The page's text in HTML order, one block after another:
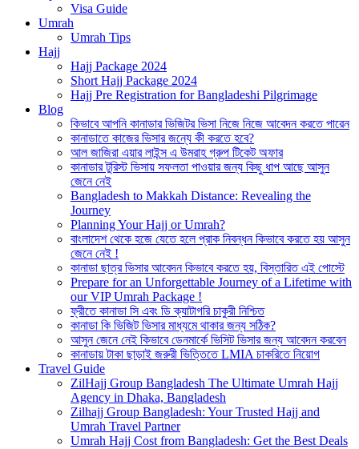
Visa Guide
Umrah
Umrah Tips
Hajj
Hajj Package 2024
Short Hajj Package 2024
Hajj Pre Registration for Bangladeshi Pilgrimage
Blog
কিভাবে আপনি কানাডার ভিজিটর ভিসা নিজে নিজে আবেদন করতে পারেন
কানাডাতে কাজের ভিসার জন্যে কী করতে হবে?
আল জাজিরা এয়ার লাইন্স এ উমরাহ গ্রুপ টিকেট অফার
কানাডার টুরিস্ট ভিসায় সফলতা পাওয়ার জন্য কিছু ধাপ আছে আসুন
জেনে নেই
Bangladesh to Makkah Distance: Revealing the
Journey
Planning Your Hajj or Umrah?
বাংলাদেশ থেকে হজে যেতে হলে প্রাক নিবন্ধন কিভাবে করতে হয় আসুন
জেনে নেই !
কানাডা ছাত্র ভিসার আবেদন কিভাবে করতে হয়, বিস্তারিত এই পোস্টে
Prepare for an Unforgettable Journey of a Lifetime with
our VIP Umrah Package !
ফ্রীতে কানাডা সি এবং ডি ক্যাটাগরি চাকুরী নিশ্চিত
কানাডা কি ভিজিট ভিসার মাধ্যমে থাকার জন্য সঠিক?
আসুন জেনে নেই কিভাবে ডেনমার্কে ভিসিট ভিসার জন্য আবেদন করবেন
কানাডায় টাকা ছাড়াই জরুরী ভিত্তিতে LMIA চাকরিতে নিয়োগ
Travel Guide
ZilHajj Group Bangladesh The Ultimate Umrah Hajj
Agency in Dhaka, Bangladesh
Zilhajj Group Bangladesh: Your Trusted Hajj and
Umrah Travel Partner
Umrah Hajj Cost from Bangladesh: Get the Best Deals